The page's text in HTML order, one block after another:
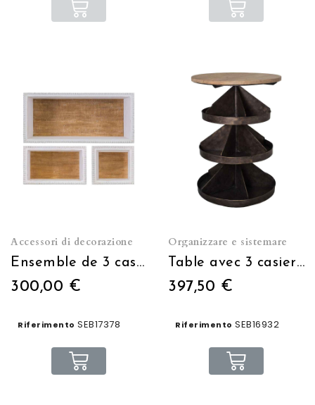
Accessori di decorazione
Ensemble de 3 casiers muraux à suspendre
300,00 €
Riferimento SEB17378
Organizzare e sistemare
Table avec 3 casiers pivotants
397,50 €
Riferimento SEB16932